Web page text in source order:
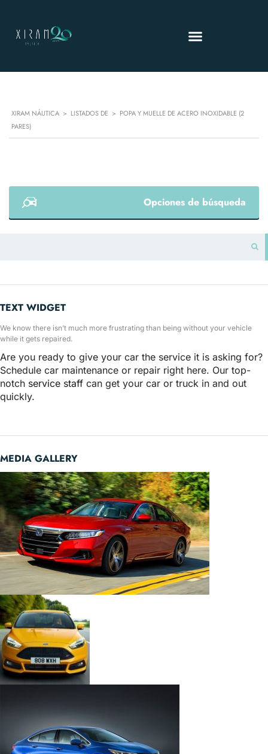
XIRAM NÁUTICA > LISTADOS DE > POPA Y MUELLE DE ACERO INOXIDABLE (2
PARES)
Opciones de búsqueda
TEXT WIDGET
We know there isn’t much more frustrating than being without your vehicle
while it gets repaired.
Are you ready to give your car the service it is asking for?
Schedule car maintenance or repair right here. Our top-
notch service staff can get your car or truck in and out
quickly.
MEDIA GALLERY